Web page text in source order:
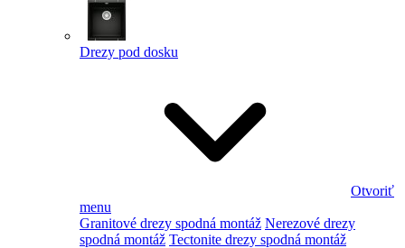
Drezy pod dosku
Otvoriť
menu
Granitové drezy spodná montáž Nerezové drezy
spodná montáž Tectonite drezy spodná montáž